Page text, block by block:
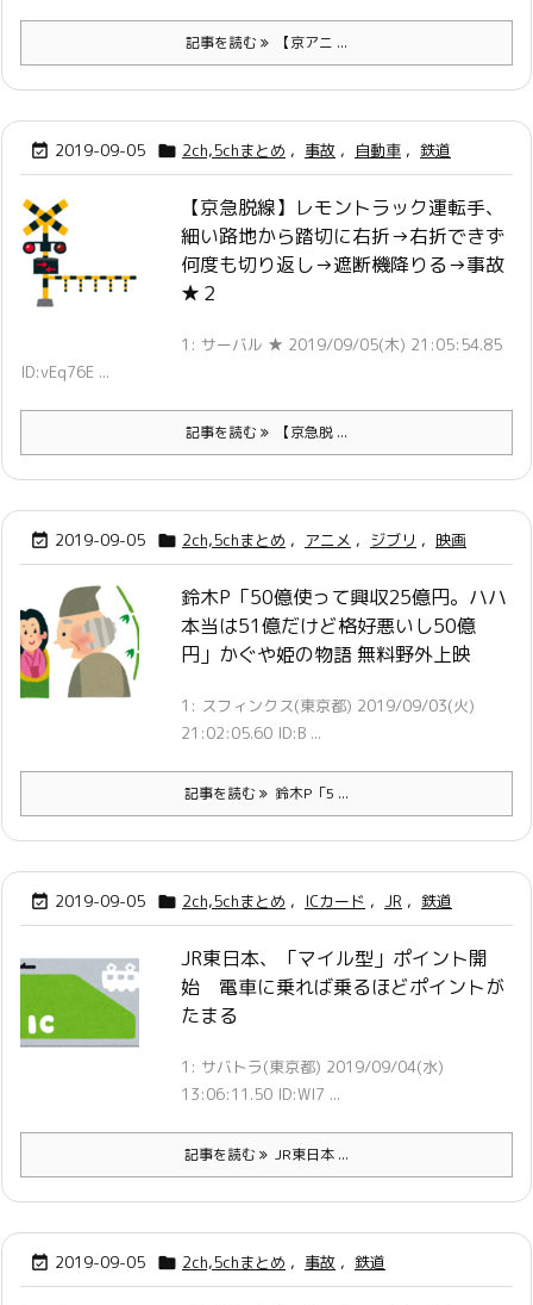
記事を読む 【京アニ ...
 2019-09-05  2ch,5chまとめ , 事故 , 自動車 , 鉄道
【京急脱線】レモントラック運転手、
細い路地から踏切に右折→右折できず
何度も切り返し→遮断機降りる→事故
★２
1: サーバル ★ 2019/09/05(木) 21:05:54.85
ID:vEq76E ...
記事を読む 【京急脱 ...
 2019-09-05  2ch,5chまとめ , アニメ , ジブリ , 映画
鈴木P「50億使って興収25億円。ハハ
本当は51億だけど格好悪いし50億
円」かぐや姫の物語 無料野外上映
1: スフィンクス(東京都) 2019/09/03(火)
21:02:05.60 ID:B ...
記事を読む 鈴木P「5 ...
 2019-09-05  2ch,5chまとめ , ICカード , JR , 鉄道
JR東日本、「マイル型」ポイント開
始 電車に乗れば乗るほどポイントが
たまる
1: サバトラ(東京都) 2019/09/04(水)
13:06:11.50 ID:Wl7 ...
記事を読む JR東日本 ...
 2019-09-05  2ch,5chまとめ , 事故 , 鉄道